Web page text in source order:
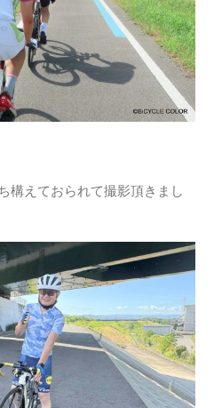
構えておられて撮影頂きまし